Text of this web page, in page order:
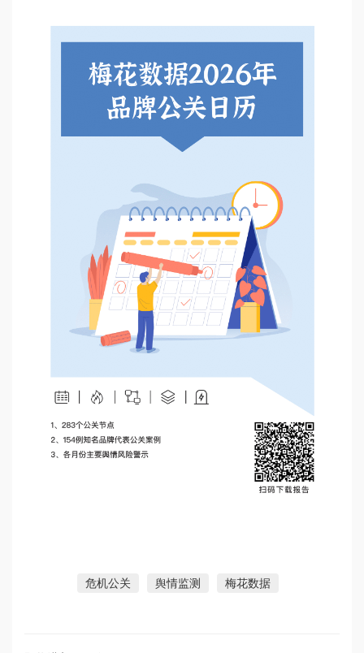
危机公关 舆情监测 梅花数据